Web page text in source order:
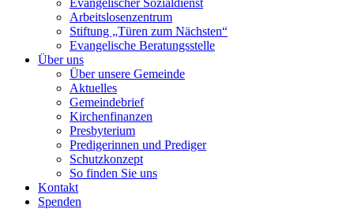
Evangelischer Sozialdienst
Arbeitslosenzentrum
Stiftung „Türen zum Nächsten“
Evangelische Beratungsstelle
Über uns
Über unsere Gemeinde
Aktuelles
Gemeindebrief
Kirchenfinanzen
Presbyterium
Predigerinnen und Prediger
Schutzkonzept
So finden Sie uns
Kontakt
Spenden